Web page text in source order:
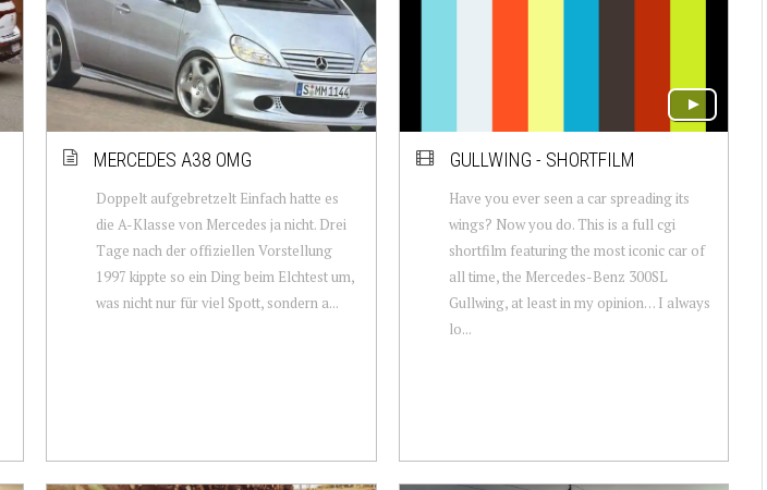
MERCEDES A38 OMG
Doppelt aufgebretzelt Einfach hatte es
die A-Klasse von Mercedes ja nicht. Drei
Tage nach der offiziellen Vorstellung
1997 kippte so ein Ding beim Elchtest um,
was nicht nur für viel Spott, sondern a...
GULLWING - SHORTFILM
Have you ever seen a car spreading its
wings? Now you do. This is a full cgi
shortfilm featuring the most iconic car of
all time, the Mercedes-Benz 300SL
Gullwing, at least in my opinion… I always
lo...